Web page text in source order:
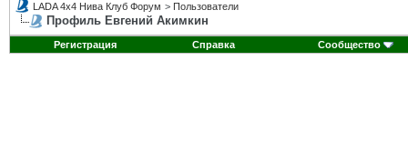
LADA 4x4 Нива Клуб Форум > Пользователи
Профиль Евгений Акимкин
Регистрация Справка Сообщество